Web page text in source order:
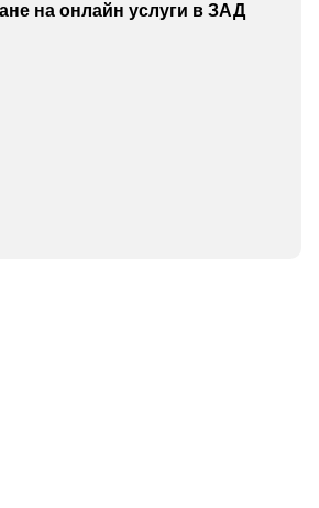
на онлайн услуги в ЗАД